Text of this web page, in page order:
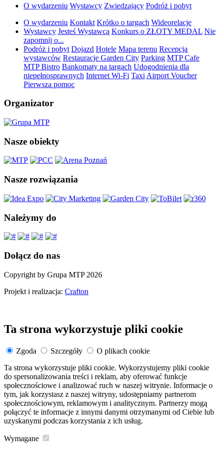
O wydarzeniu Wystawcy Zwiedzający Podróż i pobyt
O wydarzeniu Kontakt Krótko o targach Wideorelacje
Wystawcy Jesteś Wystawcą Konkurs o ZŁOTY MEDAL Nie
zapomnij o...
Podróż i pobyt Dojazd Hotele Mapa terenu Recepcja
wystawców Restauracje Garden City Parking MTP Cafe
MTP Bistro Bankomaty na targach Udogodnienia dla
niepełnosprawnych Internet Wi-Fi Taxi Airport Voucher
Pierwsza pomoc
Organizator
Nasze obiekty
Nasze rozwiązania
Należymy do
Dołącz do nas
Copyright by Grupa MTP 2026
Projekt i realizacja: Crafton
Ta strona wykorzystuje pliki cookie
Zgoda Szczegóły
O plikach cookie
Ta strona wykorzystuje pliki cookie. Wykorzystujemy pliki cookie
do spersonalizowania treści i reklam, aby oferować funkcje
społecznościowe i analizować ruch w naszej witrynie. Informacje o
tym, jak korzystasz z naszej witryny, udostępniamy partnerom
społecznościowym, reklamowym i analitycznym. Partnerzy mogą
połączyć te informacje z innymi danymi otrzymanymi od Ciebie lub
uzyskanymi podczas korzystania z ich usług.
Wymagane